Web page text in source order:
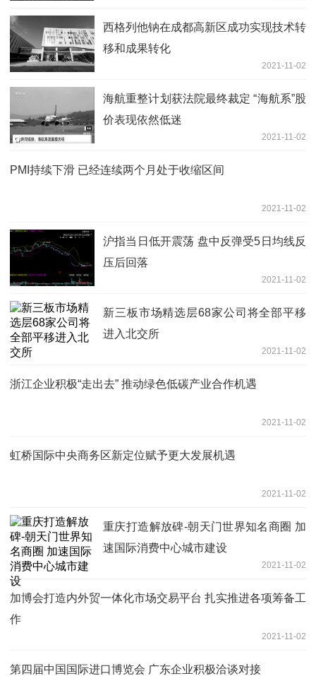
西格列他钠在成都高新区成功实现技术转
移和成果转化
2021-11-02
海航重整计划获法院最终裁定 “海航系”股
价表现依然低迷
2021-11-02
PMI持续下滑 已经连续两个月处于收缩区间
2021-11-02
沪指当日低开震荡 盘中反弹受5日均线反
压后回落
2021-11-02
新三板市场精选层68家公司将全部平移
进入北交所
2021-11-02
浙江企业积极“走出去” 推动绿色低碳产业合作机遇
2021-11-02
虹桥国际中央商务区新定位赋予更大发展机遇
2021-11-02
重庆打造解放碑-朝天门世界知名商圈 加
速国际消费中心城市建设
2021-11-02
加博会打造内外贸一体化市场交易平台 扎实推进各项筹备工
作
2021-11-02
第四届中国国际进口博览会 广东企业积极洽谈对接